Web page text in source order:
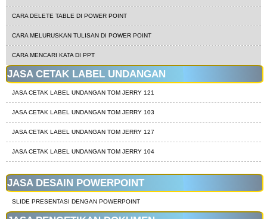
CARA DELETE TABLE DI POWER POINT
CARA MELURUSKAN TULISAN DI POWER POINT
CARA MENCARI KATA DI PPT
JASA CETAK LABEL UNDANGAN
JASA CETAK LABEL UNDANGAN TOM JERRY 121
JASA CETAK LABEL UNDANGAN TOM JERRY 103
JASA CETAK LABEL UNDANGAN TOM JERRY 127
JASA CETAK LABEL UNDANGAN TOM JERRY 104
JASA DESAIN POWERPOINT
SLIDE PRESENTASI DENGAN POWERPOINT